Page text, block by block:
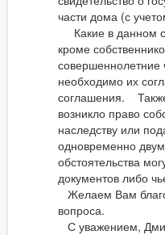
части дома (с
Какие в данном
кроме
совершеннолетние
необходимо их
соглашения.
возникло право
наследству или
одновременно
обстоятельства
документов либо
Желаем Вам
вопроса.
С уважением,